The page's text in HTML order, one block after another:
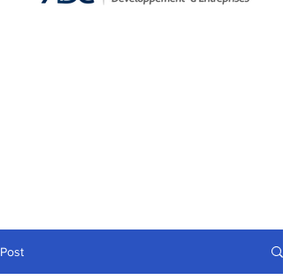
Post